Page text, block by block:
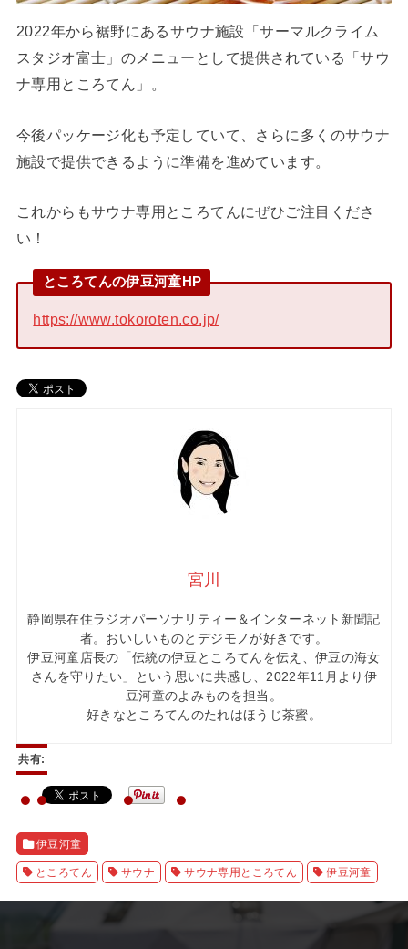
2022年から裾野にあるサウナ施設「サーマルクライム
スタジオ富士」のメニューとして提供されている「サウ
ナ専用ところてん」。
今後パッケージ化も予定していて、さらに多くのサウナ
施設で提供できるように準備を進めています。
これからもサウナ専用ところてんにぜひご注目くださ
い！
ところてんの伊豆河童HP
https://www.tokoroten.co.jp/
宮川
静岡県在住ラジオパーソナリティー＆インターネット新聞記
者。おいしいものとデジモノが好きです。
伊豆河童店長の「伝統の伊豆ところてんを伝え、伊豆の海女
さんを守りたい」という思いに共感し、2022年11月より伊
豆河童のよみものを担当。
好きなところてんのたれはほうじ茶蜜。
共有:
伊豆河童
ところてん サウナ サウナ専用ところてん 伊豆河童